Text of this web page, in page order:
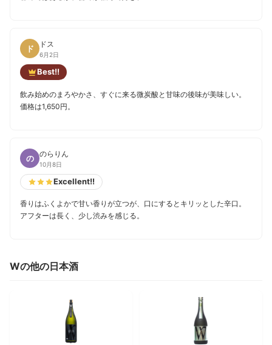
ド ドス
6月2日
Best!!
飲み始めのまろやかさ、すぐに来る微炭酸と甘味の後味が美味しい。
価格は1,650円。
の のらりん
10月8日
Excellent!!
香りはふくよかで甘い香りが立つが、口にするとキリッとした辛口。
アフターは長く、少し渋みを感じる。
Wの他の日本酒